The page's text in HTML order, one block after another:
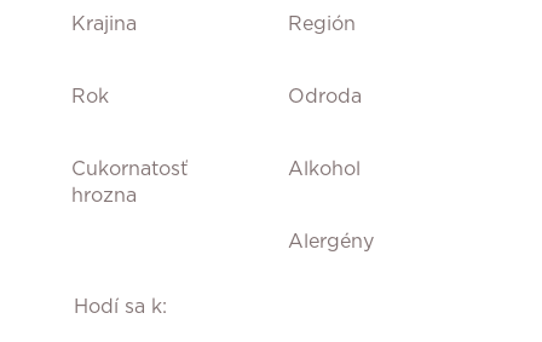
Krajina Región
Rok Odroda
Cukornatosť
hrozna
Alkohol
Alergény
Hodí sa k: